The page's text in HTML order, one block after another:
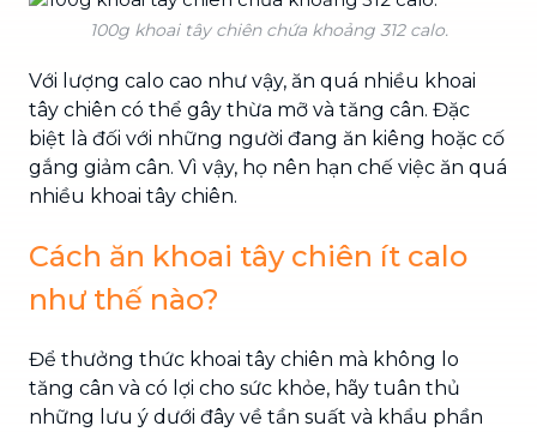
100g khoai tây chiên chứa khoảng 312 calo.
Với lượng calo cao như vậy, ăn quá nhiều khoai
tây chiên có thể gây thừa mỡ và tăng cân. Đặc
biệt là đối với những người đang ăn kiêng hoặc cố
gắng giảm cân. Vì vậy, họ nên hạn chế việc ăn quá
nhiều khoai tây chiên.
Cách ăn khoai tây chiên ít calo
như thế nào?
Để thưởng thức khoai tây chiên mà không lo
tăng cân và có lợi cho sức khỏe, hãy tuân thủ
những lưu ý dưới đây về tần suất và khẩu phần